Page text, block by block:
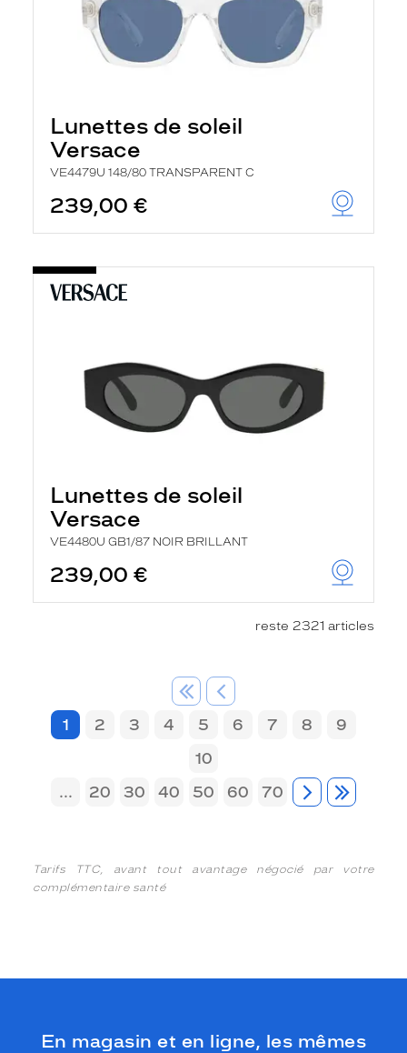
Lunettes de soleil
Versace
VE4479U 148/80 TRANSPARENT C
239,00 €
Lunettes de soleil
Versace
VE4480U GB1/87 NOIR BRILLANT
239,00 €
reste 2321 articles
1 2 3 4 5 6 7 8
9
10
...
20 30 40 50 60 70
Tarifs TTC, avant tout avantage négocié par votre
complémentaire santé
En magasin et en ligne, les mêmes